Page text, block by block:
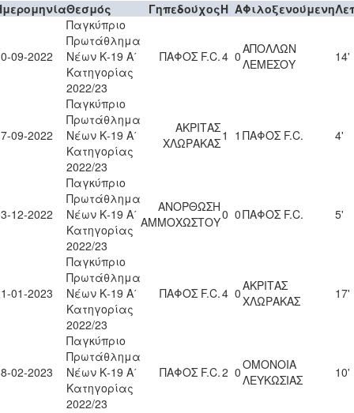
Θεσμός ΓηπεδούχοςH AΦιλοξενούμενη
09-2022
Παγκύπριο
Πρωτάθλημα
Νέων Κ-19 Α΄
Κατηγορίας
2022/23
ΠΑΦΟΣ F.C.4 0ΑΠΟΛΛΩΝ
ΛΕΜΕΣΟΥ
14'
09-2022
Παγκύπριο
Πρωτάθλημα
Νέων Κ-19 Α΄
Κατηγορίας
2022/23
ΑΚΡΙΤΑΣ
ΧΛΩΡΑΚΑΣ1 1 ΠΑΦΟΣ F.C. 4'
12-2022
Παγκύπριο
Πρωτάθλημα
Νέων Κ-19 Α΄
Κατηγορίας
2022/23
ΑΝΟΡΘΩΣΗ
ΑΜΜΟΧΩΣΤΟΥ0 0ΠΑΦΟΣ F.C. 5'
01-2023
Παγκύπριο
Πρωτάθλημα
Νέων Κ-19 Α΄
Κατηγορίας
2022/23
ΠΑΦΟΣ F.C.4 0ΑΚΡΙΤΑΣ
ΧΛΩΡΑΚΑΣ
17'
02-2023
Παγκύπριο
Πρωτάθλημα
Νέων Κ-19 Α΄
Κατηγορίας
2022/23
ΠΑΦΟΣ F.C.2 0ΟΜΟΝΟΙΑ
ΛΕΥΚΩΣΙΑΣ
10'